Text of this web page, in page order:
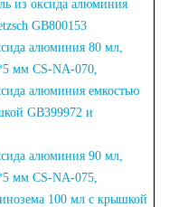
из оксида алюминия
GB800153
алюминия 80 мл,
мм CS-NA-070,
алюминия емкостью
GB399972 и
алюминия 90 мл,
мм CS-NA-075,
100 мл с крышкой